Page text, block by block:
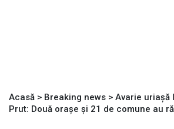
Acasă > Breaking news > Avarie uriașă
Prut: Două orașe și 21 de comune au